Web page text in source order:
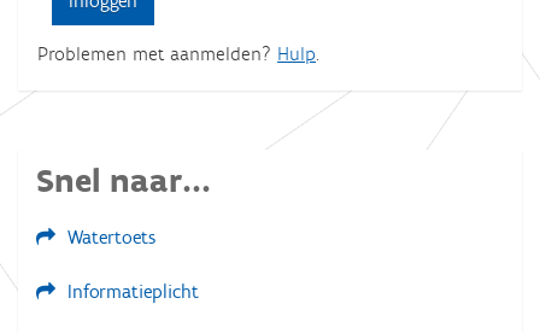
Problemen met aanmelden? Hulp
Snel naar...
Watertoets
Informatieplicht